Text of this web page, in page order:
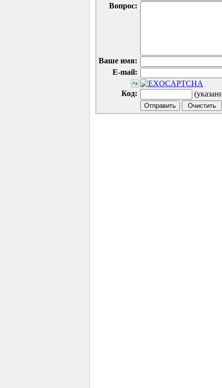
Вопрос:
Ваше имя:
E-mail:
Код: